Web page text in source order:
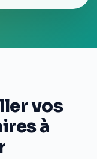
vos
à